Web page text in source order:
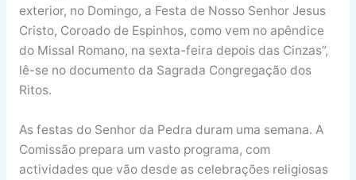
exterior, no Domingo, a Festa de Nosso Senhor Jesus
Cristo, Coroado de Espinhos, como vem no apêndice
do Missal Romano, na sexta-feira depois das Cinzas”,
lê-se no documento da Sagrada Congregação dos
Ritos.
As festas do Senhor da Pedra duram uma semana. A
Comissão prepara um vasto programa, com
actividades que vão desde as celebrações religiosas